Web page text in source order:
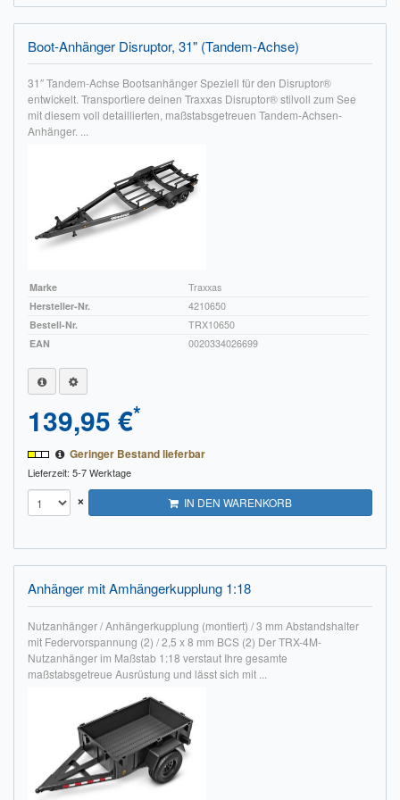
Impressum
FAQ
ÜBER UNS
Was wir bieten
Unsere Philosophie
KONTAKT
Boot-Anhänger Disruptor, 31" (Tandem-Achse)
31″ Tandem-Achse Bootsanhänger Speziell für den Disruptor®
entwickelt. Transportiere deinen Traxxas Disruptor® stilvoll zum See
mit diesem voll detaillierten, maßstabsgetreuen Tandem-Achsen-
Anhänger. ...
Marke
Traxxas
Hersteller-Nr.
4210650
Bestell-Nr.
TRX10650
EAN
0020334026699
139,95 €*
Geringer Bestand lieferbar
Lieferzeit: 5-7 Werktage
× IN DEN WARENKORB
Anhänger mit Amhängerkupplung 1:18
Nutzanhänger / Anhängerkupplung (montiert) / 3 mm Abstandshalter
mit Federvorspannung (2) / 2,5 x 8 mm BCS (2) Der TRX-4M-
Nutzanhänger im Maßstab 1:18 verstaut Ihre gesamte
maßstabsgetreue Ausrüstung und lässt sich mit ...